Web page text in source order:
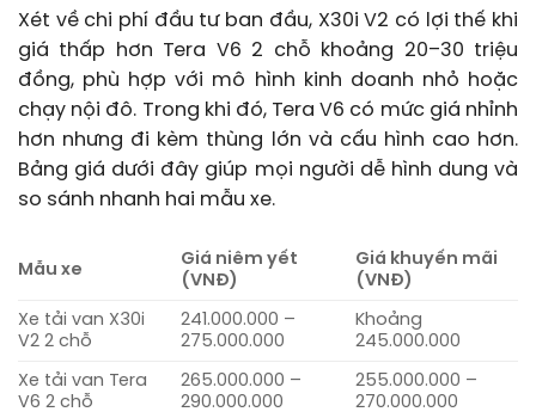
Xét về chi phí đầu tư ban đầu, X30i V2 có lợi thế khi
giá thấp hơn Tera V6 2 chỗ khoảng 20–30 triệu
đồng, phù hợp với mô hình kinh doanh nhỏ hoặc
chạy nội đô. Trong khi đó, Tera V6 có mức giá nhỉnh
hơn nhưng đi kèm thùng lớn và cấu hình cao hơn.
Bảng giá dưới đây giúp mọi người dễ hình dung và
so sánh nhanh hai mẫu xe.
Mẫu xe
Giá niêm yết
(VNĐ)
Giá khuyến mãi
(VNĐ)
Xe tải van X30i
V2 2 chỗ
241.000.000 –
275.000.000
Khoảng
245.000.000
Xe tải van Tera
V6 2 chỗ
265.000.000 –
290.000.000
255.000.000 –
270.000.000